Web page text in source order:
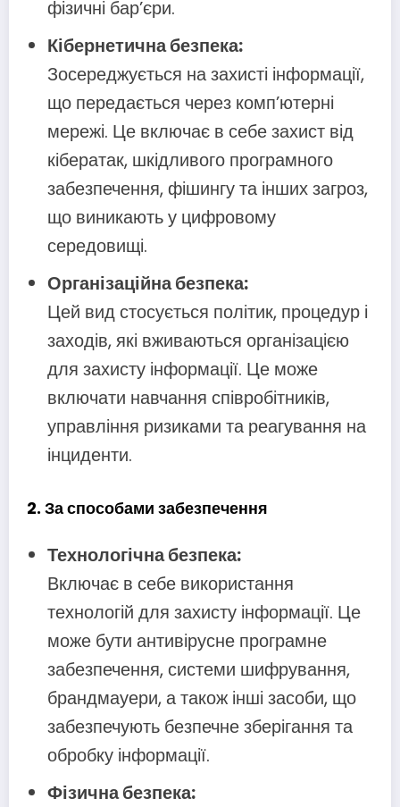
фізичні бар’єри.
Кібернетична безпека:
Зосереджується на захисті інформації,
що передається через комп’ютерні
мережі. Це включає в себе захист від
кібератак, шкідливого програмного
забезпечення, фішингу та інших загроз,
що виникають у цифровому
середовищі.
Організаційна безпека:
Цей вид стосується політик, процедур і
заходів, які вживаються організацією
для захисту інформації. Це може
включати навчання співробітників,
управління ризиками та реагування на
інциденти.
2. За способами забезпечення
Технологічна безпека:
Включає в себе використання
технологій для захисту інформації. Це
може бути антивірусне програмне
забезпечення, системи шифрування,
брандмауери, а також інші засоби, що
забезпечують безпечне зберігання та
обробку інформації.
Фізична безпека: